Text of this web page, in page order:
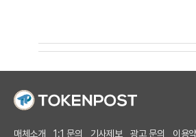
매체소개 1:1 문의 기사제보 광고 문의 이용